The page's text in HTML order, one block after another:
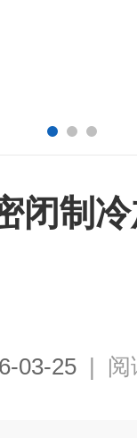
闭制
03-25 | 阅